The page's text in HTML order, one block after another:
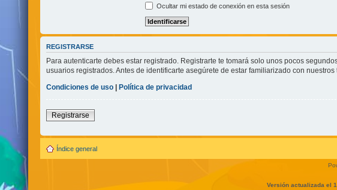
Ocultar mi estado de conexión en esta sesión
REGISTRARSE
Para autenticarte debes estar registrado. Registrarte te tomará solo unos pocos
usuarios registrados. Antes de identificarte asegúrete de estar familiarizado con
Condiciones de uso |Política de privacidad
Registrarse
Índice general
Versión actualizada el